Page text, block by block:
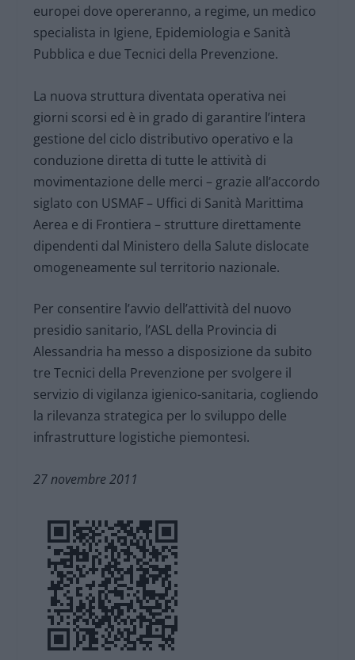
europei dove opereranno, a regime, un medico
specialista in Igiene, Epidemiologia e Sanità
Pubblica e due Tecnici della Prevenzione.
La nuova struttura diventata operativa nei
giorni scorsi ed è in grado di garantire l’intera
gestione del ciclo distributivo operativo e la
conduzione diretta di tutte le attività di
movimentazione delle merci – grazie all’accordo
siglato con USMAF – Uffici di Sanità Marittima
Aerea e di Frontiera – strutture direttamente
dipendenti dal Ministero della Salute dislocate
omogeneamente sul territorio nazionale.
Per consentire l’avvio dell’attività del nuovo
presidio sanitario, l’ASL della Provincia di
Alessandria ha messo a disposizione da subito
tre Tecnici della Prevenzione per svolgere il
servizio di vigilanza igienico-sanitaria, cogliendo
la rilevanza strategica per lo sviluppo delle
infrastrutture logistiche piemontesi.
27 novembre 2011